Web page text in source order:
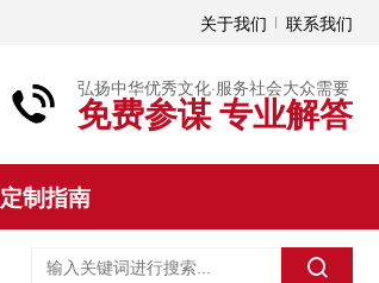
关于我们 联系我们
弘扬中华优秀文化·服务社会大众需要
免费参谋 专业解答
定制指南